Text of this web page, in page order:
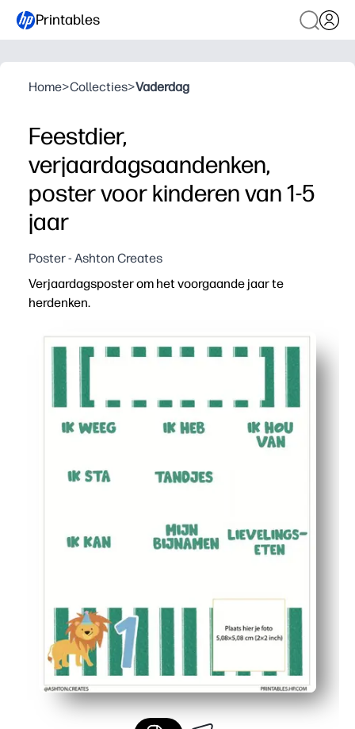
Printables
Home>Collecties>Vaderdag
Feestdier,
verjaardagsaandenken,
poster voor kinderen van 1-5
jaar
Poster - Ashton Creates
Verjaardagsposter om het voorgaande jaar te
herdenken.